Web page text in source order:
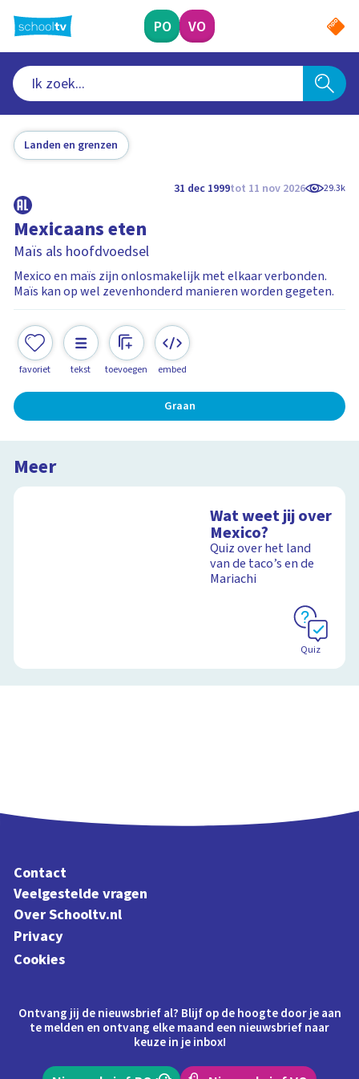
naar
hoofdinhoud
PO VO
Landen en grenzen
31 dec 1999tot 11 nov 2026 29.3k
Mexicaans eten
Maïs als hoofdvoedsel
Mexico en maïs zijn onlosmakelijk met elkaar verbonden.
Maïs kan op wel zevenhonderd manieren worden gegeten.
favoriet tekst toevoegen embed
Graan
Meer
Wat weet jij over
Mexico?
Quiz over het land
van de taco’s en de
Mariachi
Quiz
Contact
Veelgestelde vragen
Over Schooltv.nl
Privacy
Cookies
Ontvang jij de nieuwsbrief al? Blijf op de hoogte door je aan
te melden en ontvang elke maand een nieuwsbrief naar
keuze in je inbox!